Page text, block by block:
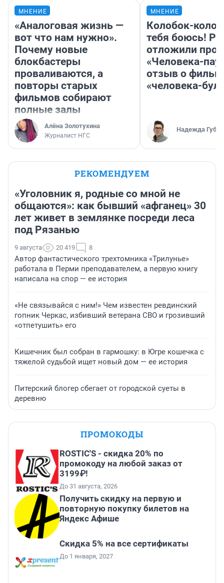
МНЕНИЕ
«Аналоговая жизнь —
вот что нам нужно».
Почему новые
блокбастеры
проваливаются, а
повторы старых
фильмов собирают
полные залы
Алёна Золотухина
Журналист НГС
МНЕНИЕ
Колобок-
тебя боюсь!
отложили
«Человека-
отзыв о
«человека-
Надежда
РЕКОМЕНДУЕМ
«Уголовник я, родные со мной не
общаются»: как бывший «афганец» 30
лет живет в землянке посреди леса
под Рязанью
9 августа 20 419 8
Автор фантастического трехтомника «Трилунье»
работала в Перми преподавателем, а первую книгу
написала на спор — ее история
«Не связывайся с ним!» Чем известен ревдинский
гопник Черкас, избивший ветерана СВО и грозивший
«отпетушить» его
Кишечник был собран в гармошку: в Югре кошечка с
тяжелой судьбой ищет новый дом — ее история
Питерский блогер сбегает от городской суеты в
деревню
ПРОМОКОДЫ
ROSTIC'S - скидка 20% по
промокоду на любой заказ от
3199₽!
До 31 августа, 2026
Получить скидку на первую и
повторную покупку билетов на
Яндекс Афише
Скидка 5% на все сертификаты
До 1 января, 2027